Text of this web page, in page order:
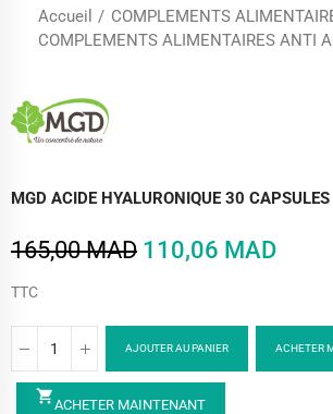
Accueil
COMPLEMENTS
COMPLEMENTS ALIMENTAIRES ANTI
MGD ACIDE HYALURONIQUE 30 CAPSULES
165,00 MAD 110,06 MAD
TTC
AJOUTER AU PANIER ACHETER
shopping_cartACHETER MAINTENANT